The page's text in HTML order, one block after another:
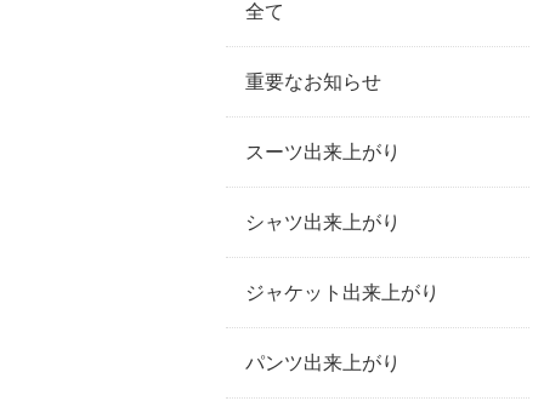
全て
重要なお知らせ
スーツ出来上がり
シャツ出来上がり
ジャケット出来上がり
パンツ出来上がり